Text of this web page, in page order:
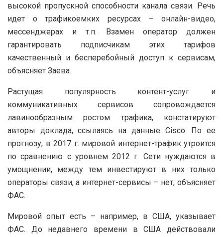
высокой пропускной способности канала связи. Речь
идет о трафикоемких ресурсах – онлайн-видео,
мессенджерах и т.п. Взамен оператор должен
гарантировать подписчикам этих тарифов
качественный и бесперебойный доступ к сервисам,
объясняет Заева.
Растущая популярность контент-услуг и
коммуникативных сервисов сопровождается
лавинообразным ростом трафика, констатируют
авторы доклада, ссылаясь на данные Cisco. По ее
прогнозу, в 2017 г. мировой интернет-трафик утроится
по сравнению с уровнем 2012 г. Сети нуждаются в
умощнении, между тем инвестируют в них только
операторы связи, а интернет-сервисы – нет, объясняет
ФАС.
Мировой опыт есть – например, в США, указывает
ФАС. До недавнего времени в США действовали